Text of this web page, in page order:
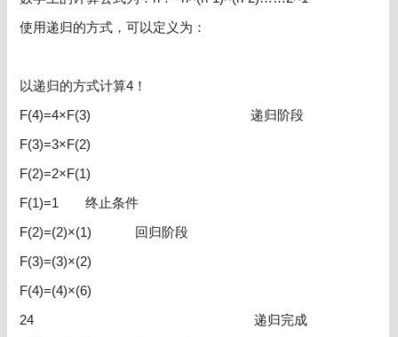
使用递归的方式，可以定义为：
以递归的方式计算4！
F(4)=4×F(3) 递归阶段
F(3)=3×F(2)
F(2)=2×F(1)
F(1)=1 终止条件
F(2)=(2)×(1) 回归阶段
F(3)=(3)×(2)
F(4)=(4)×(6)
24 递归完成